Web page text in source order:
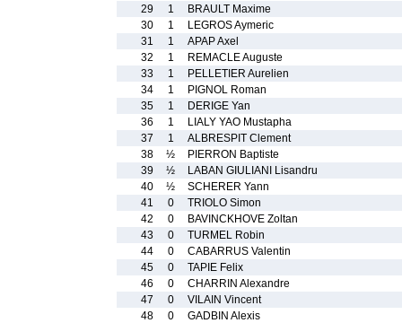
29
1
BRAULT Maxime
30
1
LEGROS Aymeric
31
1
APAP Axel
32
1
REMACLE Auguste
33
1
PELLETIER Aurelien
34
1
PIGNOL Roman
35
1
DERIGE Yan
36
1
LIALY YAO Mustapha
37
1
ALBRESPIT Clement
38
½
PIERRON Baptiste
39
½
LABAN GIULIANI Lisandru
40
½
SCHERER Yann
41
0
TRIOLO Simon
42
0
BAVINCKHOVE Zoltan
43
0
TURMEL Robin
44
0
CABARRUS Valentin
45
0
TAPIE Felix
46
0
CHARRIN Alexandre
47
0
VILAIN Vincent
48
0
GADBIN Alexis